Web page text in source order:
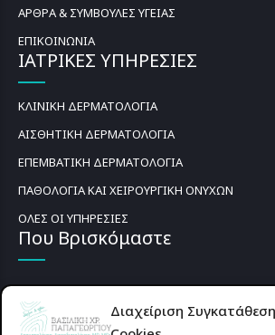
Διαχείριση
ΑΡΘΡΑ & ΣΥΜΒΟΥΛΕΣ ΥΓΕΙΑΣ
ΕΠΙΚΟΙΝΩΝΙΑ
ΙΑΤΡΙΚΕΣ ΥΠΗΡΕΣΙΕΣ
ΚΛΙΝΙΚΗ ΔΕΡΜΑΤΟΛΟΓΙΑ
ΑΙΣΘΗΤΙΚΗ ΔΕΡΜΑΤΟΛΟΓΙΑ
ΕΠΕΜΒΑΤΙΚΗ ΔΕΡΜΑΤΟΛΟΓΙΑ
ΠΑΘΟΛΟΓΙΑ ΚΑΙ ΧΕΙΡΟΥΡΓΙΚΗ ΟΝΥΧΩΝ
ΟΛΕΣ ΟΙ ΥΠΗΡΕΣΙΕΣ
Που Βρισκόμαστε